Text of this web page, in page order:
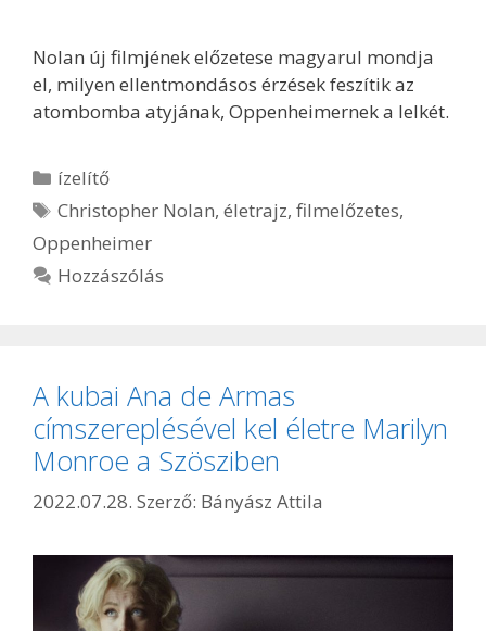
Nolan új filmjének előzetese magyarul mondja
el, milyen ellentmondásos érzések feszítik az
atombomba atyjának, Oppenheimernek a lelkét.
Kategória
ízelítő
Címkék
Christopher Nolan,életrajz,filmelőzetes,
Oppenheimer
Hozzászólás
A kubai Ana de Armas
címszereplésével kel életre Marilyn
Monroe a Szösziben
2022.07.28. Szerző: Bányász Attila